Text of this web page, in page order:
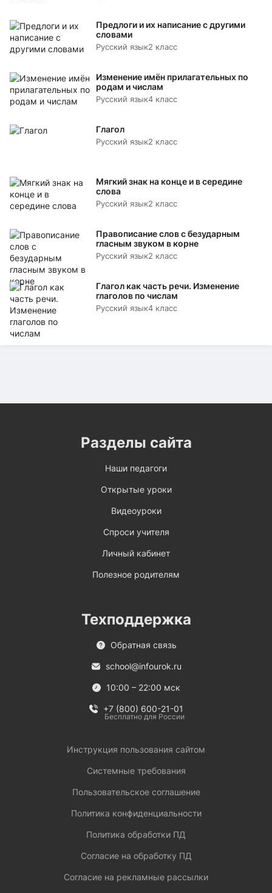
Предлоги и их написание с другими
словами
Русский язык2 класс
Изменение имён прилагательных по
родам и числам
Русский язык4 класс
Глагол
Русский язык2 класс
Мягкий знак на конце и в середине
слова
Русский язык2 класс
Правописание слов с безударным
гласным звуком в корне
Русский язык2 класс
Глагол как часть речи. Изменение
глаголов по числам
Русский язык4 класс
Разделы сайта
Наши педагоги
Открытые уроки
Видеоуроки
Спроси учителя
Личный кабинет
Полезное родителям
Техподдержка
Обратная связь
school@infourok.ru
10:00 – 22:00 мск
+7 (800) 600-21-01
Бесплатно для России
Инструкция пользования сайтом
Системные требования
Пользовательское соглашение
Политика конфиденциальности
Политика обработки ПД
Согласие на обработку ПД
Согласие на рекламные рассылки